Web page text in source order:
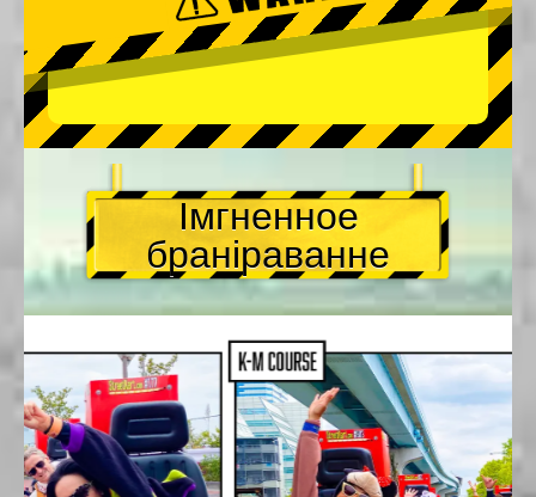
Імгненное
браніраванне